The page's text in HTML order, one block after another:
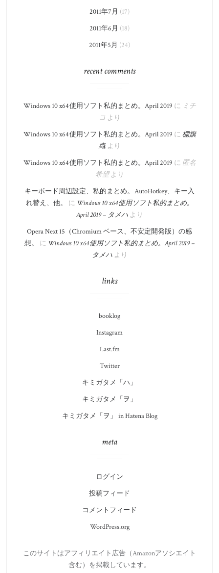
2011年7月 (17)
2011年6月 (18)
2011年5月 (24)
recent comments
Windows 10 x64 使用ソフト私的まとめ。​April 2019 に ミチ
コ より
Windows 10 x64 使用ソフト私的まとめ。​April 2019 に 棚旗
織より
Windows 10 x64 使用ソフト私的まとめ。​April 2019 に 匿名
希望より
キーボード周辺設定、私的まとめ。 AutoHotkey、キー入
れ替え、他。
に Windows 10 x64 使用ソフト私的まとめ。​
April 2019 – タメハより
Opera Next 15（Chromium ベース、不安定開発版）の感
想。
に Windows 10 x64 使用ソフト私的まとめ。​April 2019 –
タメハより
links
booklog
Instagram
Last.fm
Twitter
キミガタメ「ハ」
キミガタメ「ヲ」
キミガタメ「ヲ」 in Hatena Blog
meta
ログイン
投稿フィード
コメントフィード
WordPress.org
このサイトはアフィリエイト広告（Amazonアソシエイト
含む）を掲載しています。